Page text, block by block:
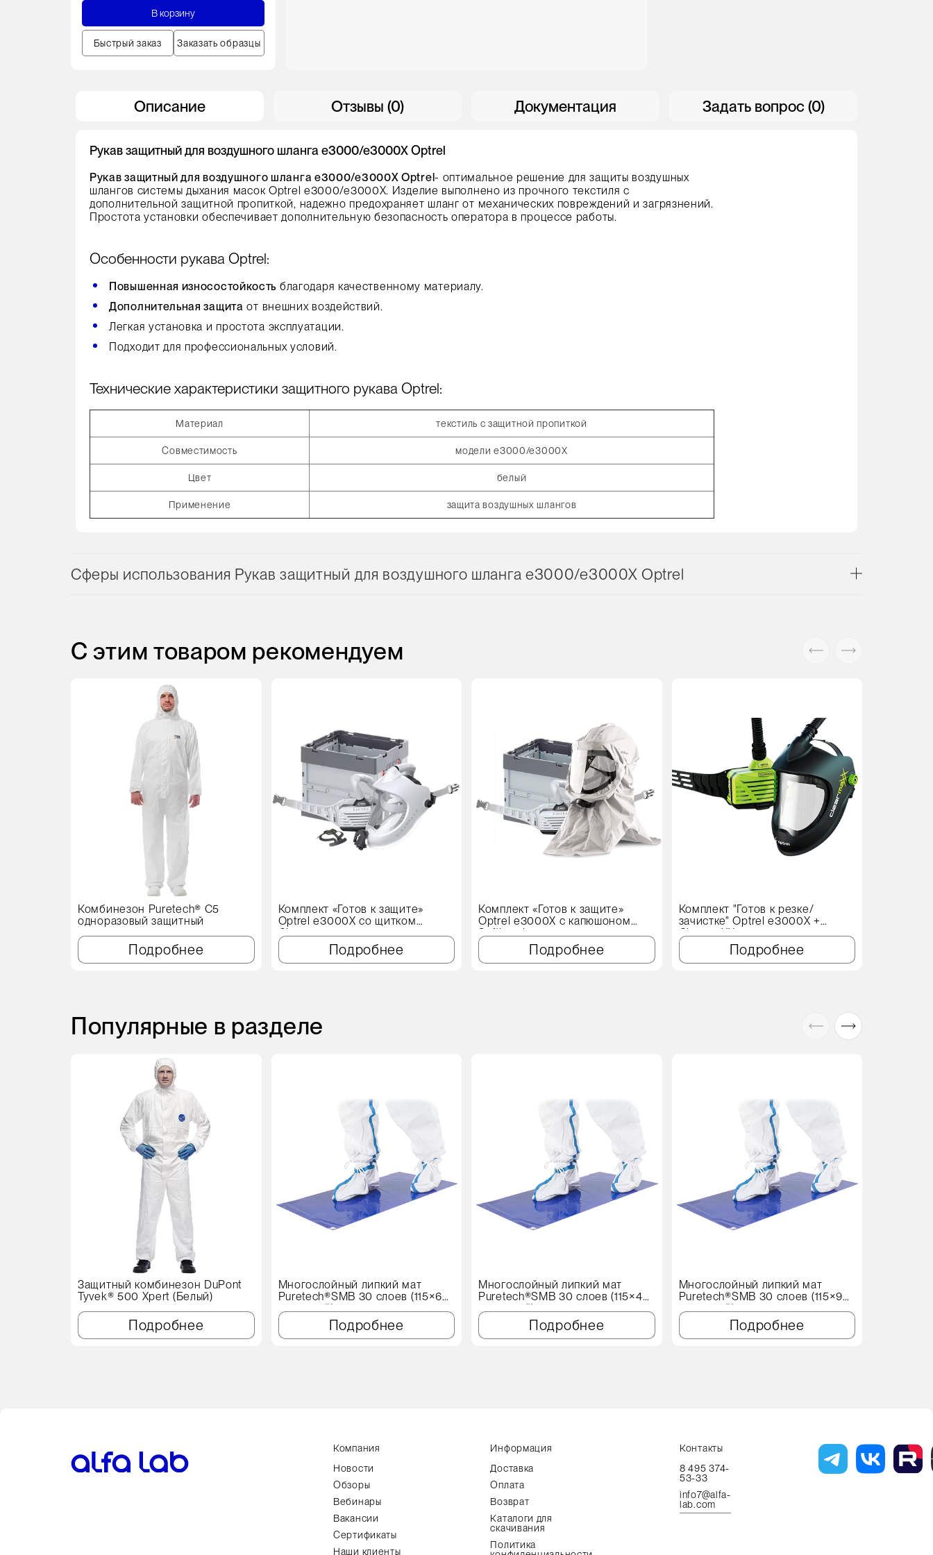
В корзину
Быстрый заказ Заказать образцы
Описание Отзывы (0) Документация Задать вопрос (0)
Рукав защитный для воздушного шланга e3000/e3000X Optrel
Рукав защитный для воздушного шланга e3000/e3000X Optrel- оптимальное решение для защиты воздушных
шлангов системы дыхания масок Optrel e3000/e3000X. Изделие выполнено из прочного текстиля с
дополнительной защитной пропиткой, надежно предохраняет шланг от механических повреждений и загрязнений.
Простота установки обеспечивает дополнительную безопасность оператора в процессе работы.
Особенности рукава Optrel:
Повышенная износостойкость благодаря качественному материалу.
Дополнительная защита от внешних воздействий.
Легкая установка и простота эксплуатации.
Подходит для профессиональных условий.
Технические характеристики защитного рукава Optrel:
Материал текстиль с защитной пропиткой
Совместимость модели e3000/e3000X
Цвет белый
Применение защита воздушных шлангов
Сферы использования Рукав защитный для воздушного шланга e3000/e3000X Optrel
С этим товаром рекомендуем
Комбинезон Puretech® C5
одноразовый защитный
Подробнее
Комплект «Готов к защите»
Optrel e3000X со щитком
Clearmaxx
Подробнее
Комплект «Готов к защите»
Optrel e3000X с капюшоном
Softhood
Подробнее
Комплект "Готов к резке/
зачистке" Optrel e3000X +
ClearmaXX
Подробнее
Популярные в разделе
Защитный комбинезон DuPont
Tyvek® 500 Xpert (Белый)
Подробнее
Многослойный липкий мат
Puretech®SMB 30 слоев (115×60
см, синий)
Подробнее
Многослойный липкий мат
Puretech®SMB 30 слоев (115×45
см, синий)
Подробнее
Многослойный липкий мат
Puretech®SMB 30 слоев (115×90
см, синий)
Подробнее
Компания
Новости
Обзоры
Вебинары
Вакансии
Сертификаты
Наши клиенты
Информация
Доставка
Оплата
Возврат
Каталоги для
скачивания
Политика
Контакты
8 495 374-
53-33
info7@alfa-
lab.com